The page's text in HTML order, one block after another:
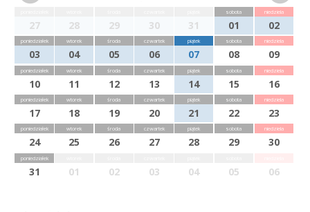
27 28 29 30 31
sobota
01
niedziela
02
poniedziałek
03
wtorek
04
środa
05
czwartek
06
piątek
07
sobota
08
niedziela
09
poniedziałek
10
wtorek
11
środa
12
czwartek
13
piątek
14
sobota
15
niedziela
16
poniedziałek
17
wtorek
18
środa
19
czwartek
20
piątek
21
sobota
22
niedziela
23
poniedziałek
24
wtorek
25
środa
26
czwartek
27
piątek
28
sobota
29
niedziela
30
poniedziałek
31 01 02 03 04 05 06